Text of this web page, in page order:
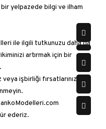
yelpazede bilgi ve ilham
ile ilgili tutkunuzu daha da
artırmak için bir
işbirliği fırsatlarınız
ederiz.